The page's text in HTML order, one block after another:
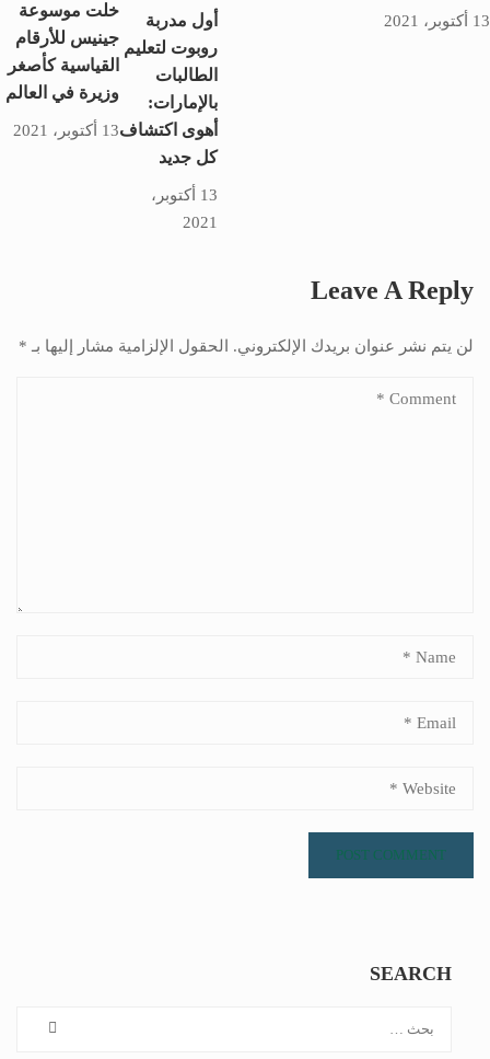
13 أكتوبر، 2021
أول مدربة
روبوت لتعليم
الطالبات
بالإمارات:
أهوى اكتشاف
كل جديد
13 أكتوبر،
2021
خلت موسوعة
جينيس للأرقام
القياسية كأصغر
وزيرة في العالم
13 أكتوبر، 2021
Leave A Reply
لن يتم نشر عنوان بريدك الإلكتروني. الحقول الإلزامية مشار إليها بـ *
SEARCH